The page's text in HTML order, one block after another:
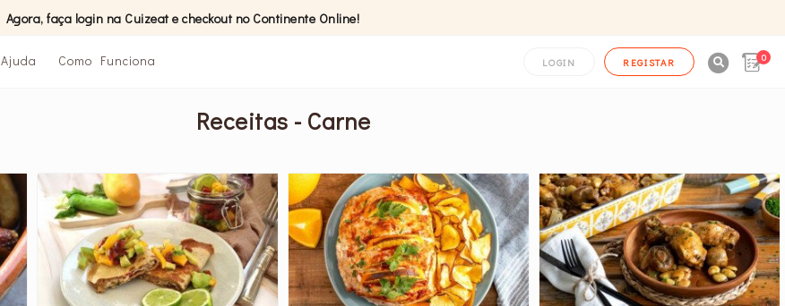
Agora, faça login na Cuizeat e checkout no Continente Online!
Ajuda Como Funciona LOGIN REGISTAR 0
Receitas - Carne